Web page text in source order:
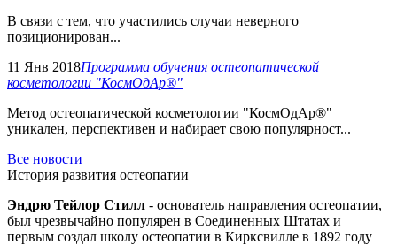
В связи с тем, что участились случаи неверного
позиционирован...
11 Янв 2018Программа обучения остеопатической
косметологии "КосмОдАр®"
Метод остеопатической косметологии "КосмОдАр®"
уникален, перспективен и набирает свою популярност...
Все новости
История развития остеопатии
Эндрю Тейлор Стилл - основатель направления остеопатии,
был чрезвычайно популярен в Соединенных Штатах и
первым создал школу остеопатии в Кирксвилле в 1892 году